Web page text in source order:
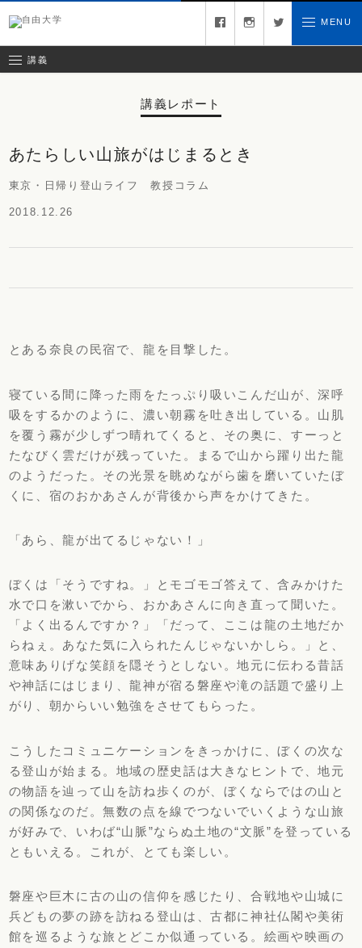
お問い合わせfacebook instagram twitter MENU
講義
講義レポート
あたらしい山旅がはじまるとき
東京・日帰り登山ライフ 教授コラム
2018.12.26
とある奈良の民宿で、龍を目撃した。
寝ている間に降った雨をたっぷり吸いこんだ山が、深呼
吸をするかのように、濃い朝霧を吐き出している。 山肌
を覆う霧が少しずつ晴れてくると、その奥に、 すーっと
たなびく雲だけが残っていた。
まるで山から躍り出た龍
のようだった。 その光景を眺めながら歯を磨いていたぼ
くに、 宿のおかあさんが背後から声をかけてきた。
「あら、龍が出てるじゃない！」
ぼくは「そうですね。」とモゴモゴ答えて、含みかけた
水で口を漱いでから、おかあさんに向き直って聞いた。
「よく出るんですか？」「だって、ここは龍の土地だか
らねぇ。 あなた気に入られたんじゃないかしら。」と、
意味ありげな笑顔を隠そうとしない。地元に伝わる昔話
や神話にはじまり、龍神が宿る磐座や滝の話題で盛り上
がり、 朝からいい勉強をさせてもらった。
こうしたコミュニケーションをきっかけに、ぼくの次な
る登山が始まる。地域の歴史話は大きなヒントで、地元
の物語を辿って山を訪ね歩くのが、 ぼくならではの山と
の関係なのだ。無数の点を線でつないでいくような山旅
が好みで、いわば“山脈”ならぬ土地の“文脈”を登っている
ともいえる。これが、
とても楽しい。
磐座や巨木に古の山の信仰を感じたり、合戦地や山城に
兵どもの夢の跡を訪ねる登山は、古都に神社仏閣や美術
館を巡るような旅とどこか似通っている。 絵画や映画の